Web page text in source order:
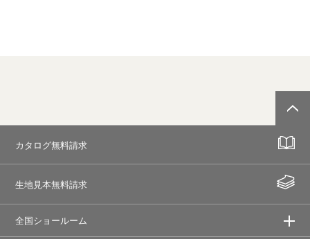
カタログ無料請求
生地見本無料請求
全国ショールーム